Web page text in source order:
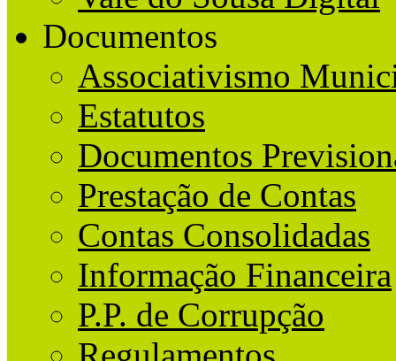
Documentos
Associativismo
Estatutos
Documentos
Prestação de Contas
Contas Consolidadas
Informação Financeira
P.P. de Corrupção